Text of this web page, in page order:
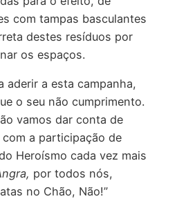
com tampas basculantes
destes resíduos por
os espaços.
aderir a esta campanha,
o seu não cumprimento.
vamos dar conta de
a participação de
Heroísmo cada vez mais
por todos nós,
no Chão, Não!”